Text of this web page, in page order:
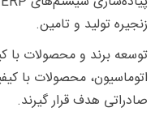
زنجیره تولید و تامین.
توسعه برند و محصولات با
اتوماسیون، محصولات با
صادراتی هدف قرار گیرند.